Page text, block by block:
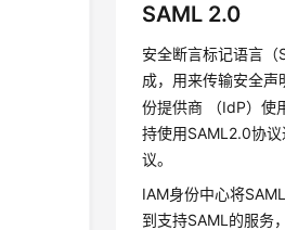
SAML 2.0
安全断言标记语言
成，用来传输安全
份提供商 （IdP）使
持使用SAML2.0协
议。
IAM身份中心将
到支持SAML的服务